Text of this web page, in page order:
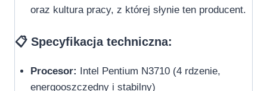
oraz kultura pracy, z której słynie ten producent.
📋 Specyfikacja techniczna:
Procesor: Intel Pentium N3710 (4 rdzenie,
energooszczędny i stabilny)